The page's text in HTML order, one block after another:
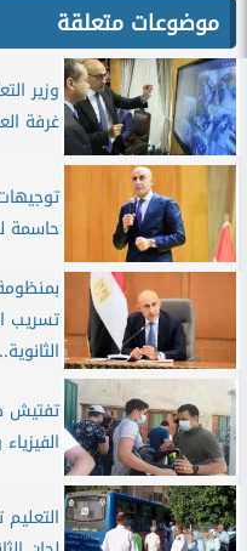
موضوعات متعلقة
وزير
غرفة
حاسمة
تسريب
تفتيش